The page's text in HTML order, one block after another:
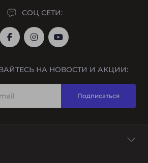
СОЦ СЕТИ:
НА НОВОСТИ И АКЦИИ:
Подписаться